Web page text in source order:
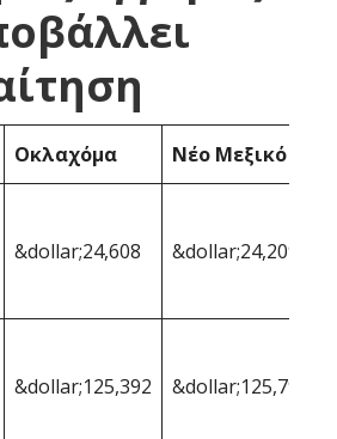
Οκλαχόμα Νέο Μεξικό
&dollar;24,608 &dollar;24,209
&dollar;125,392 &dollar;125,791